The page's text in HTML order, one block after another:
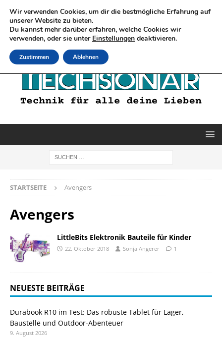
STARTSEITE Avengers
Avengers
LittleBits Elektronik Bauteile für Kinder
22. Oktober 2018 Sonja Angerer 1
NEUESTE BEITRÄGE
Durabook R10 im Test: Das robuste Tablet für Lager,
Baustelle und Outdoor-Abenteuer
9. August 2026
Wir verwenden Cookies, um dir die bestmögliche Erfahrung auf
unserer Website zu bieten.
Du kannst mehr darüber erfahren, welche Cookies wir
verwenden, oder sie unter Einstellungen deaktivieren.
Zustimmen Ablehnen